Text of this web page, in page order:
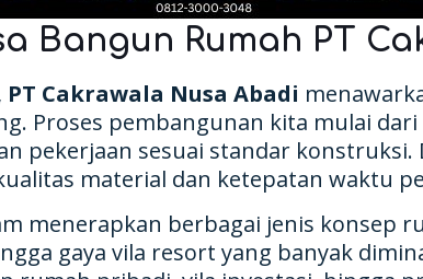
Bangun Rumah PT
PT Cakrawala Nusa Abadi
Proses pembangunan kita mulai
pekerjaan sesuai standar konstruksi.
material dan ketepatan waktu
menerapkan berbagai jenis konsep
gaya vila resort yang banyak